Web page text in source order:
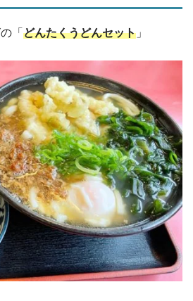
「 どんたくうどんセット 」